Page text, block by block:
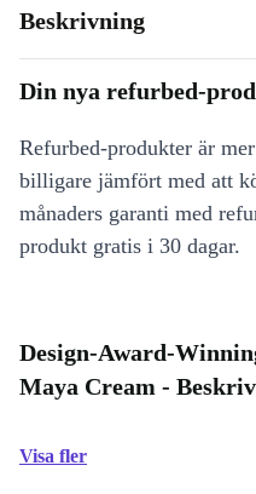
Beskrivning
Din nya refurbed-
Refurbed-produkter är
billigare jämfört med att
månaders garanti med
produkt gratis i 30 dagar.
Design-Award-
Maya Cream -
Visa fler